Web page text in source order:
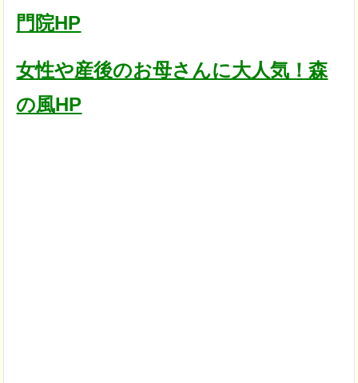
門院HP
女性や産後のお母さんに大人気！森
の風HP